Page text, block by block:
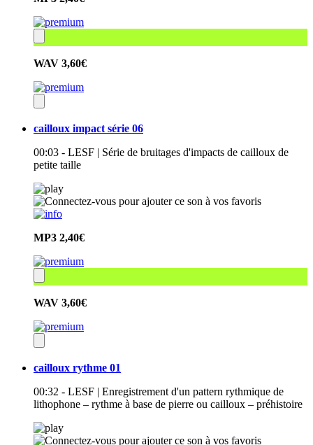
WAV 3,60€
cailloux impact série 06
00:03 - LESF | Série de bruitages d'impacts de cailloux de
petite taille
MP3 2,40€
WAV 3,60€
cailloux rythme 01
00:32 - LESF | Enregistrement d'un pattern rythmique de
lithophone – rythme à base de pierre ou cailloux – préhistoire